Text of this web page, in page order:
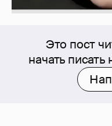
Это пост
начать